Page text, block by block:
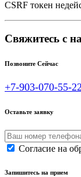
CSRF токен
Свяжитесь с
Позвоните Сейчас
+7-903-070-55-22
Оставьте заявку
Согласие на
Запишитесь на прием